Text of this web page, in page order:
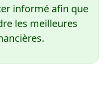
informé afin que
les meilleures